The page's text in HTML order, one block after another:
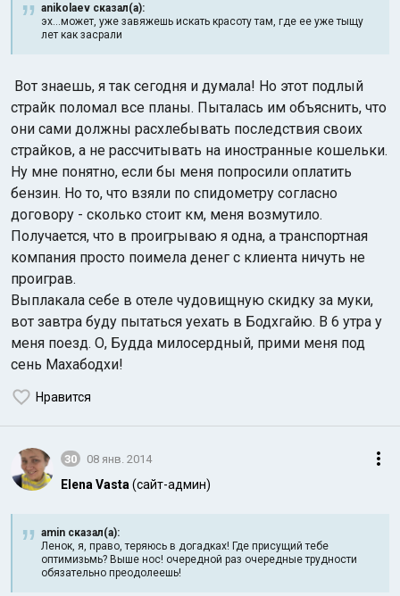
anikolaev сказал(а):
эх...может, уже завяжешь искать красоту там, где ее уже тыщу
лет как засрали
Вот знаешь, я так сегодня и думала! Но этот подлый
страйк поломал все планы. Пыталась им объяснить, что
они сами должны расхлебывать последствия своих
страйков, а не рассчитывать на иностранные кошельки.
Ну мне понятно, если бы меня попросили оплатить
бензин. Но то, что взяли по спидометру согласно
договору - сколько стоит км, меня возмутило.
Получается, что в проигрываю я одна, а транспортная
компания просто поимела денег с клиента ничуть не
проиграв.
Выплакала себе в отеле чудовищную скидку за муки,
вот завтра буду пытаться уехать в Бодхгайю. В 6 утра у
меня поезд. О, Будда милосердный, прими меня под
сень Махабодхи!
Нравится
30 08 янв. 2014
Elena Vasta (сайт-админ)
amin сказал(а):
Ленок, я, право, теряюсь в догадках! Где присущий тебе
оптимизьмь? Выше нос! очередной раз очередные трудности
обязательно преодолеешь!